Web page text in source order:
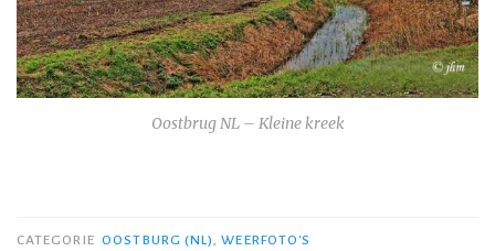
Oostbrug NL – Kleine kreek
CATEGORIE OOSTBURG (NL),WEERFOTO'S